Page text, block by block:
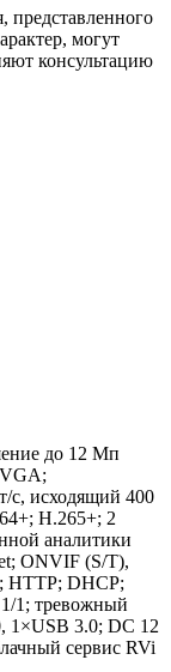
представленного
могут
консультацию
до 12 Мп
с, исходящий 400
H.265+; 2
аналитики
ONVIF (S/T),
HTTP; DHCP;
1; тревожный
1×USB 3.0; DC 12
сервис RVi